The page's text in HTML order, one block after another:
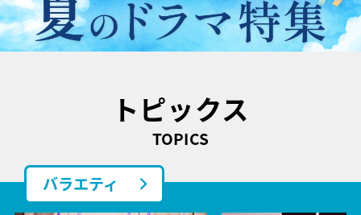
トピックス
TOPICS
バラエティ